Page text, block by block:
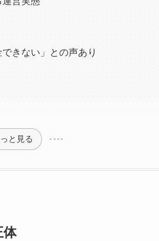
きない」との声あり
と見る
体